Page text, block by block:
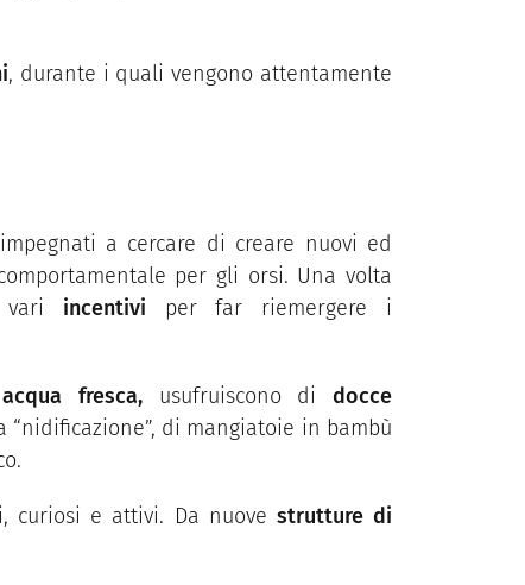
, durante i quali vengono attentamente
a cercare di creare nuovi ed
per gli orsi. Una volta
vari incentivi per far riemergere i
fresca,usufruiscono di docce
di mangiatoie in bambù
curiosi e attivi. Da nuove strutture di